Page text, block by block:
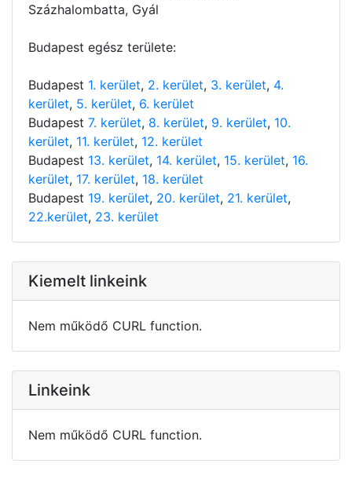
Százhalombatta, Gyál
Budapest egész területe:
Budapest 1. kerület, 2. kerület, 3. kerület, 4.
kerület, 5. kerület, 6. kerület
Budapest 7. kerület, 8. kerület, 9. kerület, 10.
kerület, 11. kerület, 12. kerület
Budapest 13. kerület, 14. kerület, 15. kerület, 16.
kerület, 17. kerület, 18. kerület
Budapest 19. kerület, 20. kerület, 21. kerület,
22.kerület, 23. kerület
Kiemelt linkeink
Nem működő CURL function.
Linkeink
Nem működő CURL function.